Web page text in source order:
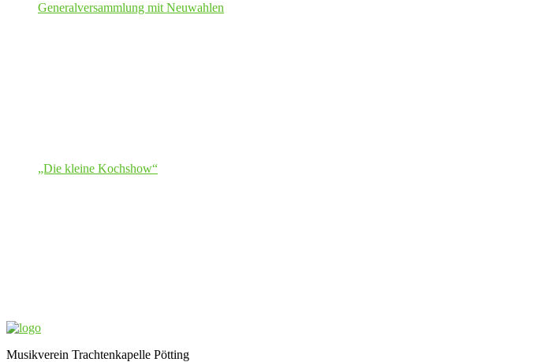
Generalversammlung mit Neuwahlen
„Die kleine Kochshow“
Musikverein Trachtenkapelle Pötting